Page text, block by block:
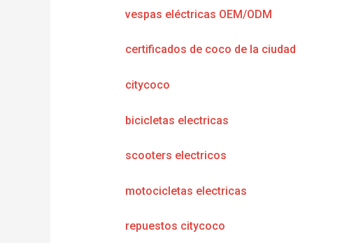
vespas eléctricas OEM/ODM
certificados de coco de la ciudad
citycoco
bicicletas electricas
scooters electricos
motocicletas electricas
repuestos citycoco